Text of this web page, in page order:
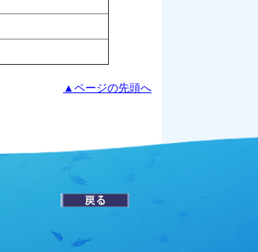
▲ページの先頭へ